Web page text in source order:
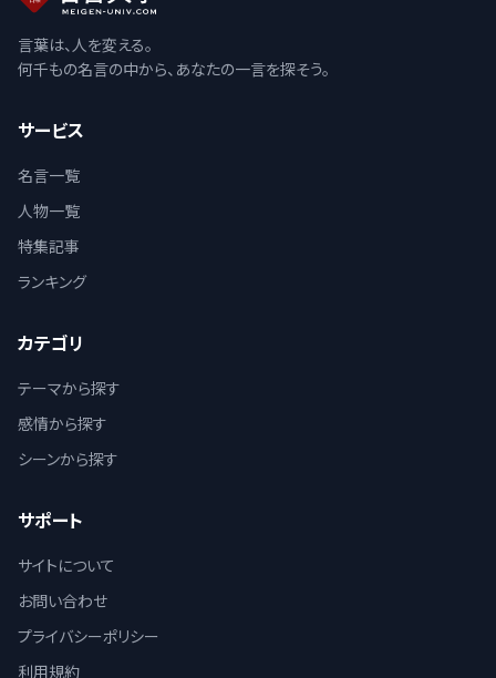
言葉は、人を変える。
何千もの名言の中から、あなたの一言を探そう。
サービス
名言一覧
人物一覧
特集記事
ランキング
カテゴリ
テーマから探す
感情から探す
シーンから探す
サポート
サイトについて
お問い合わせ
プライバシーポリシー
利用規約